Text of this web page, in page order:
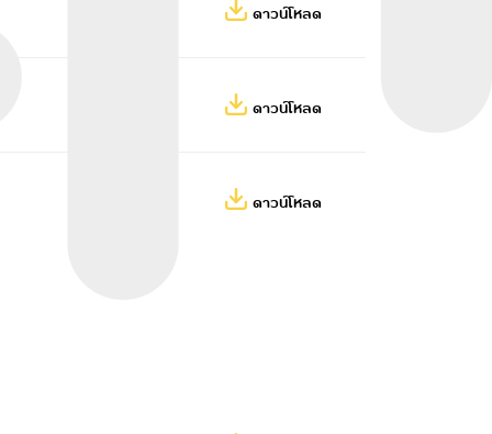
ดาวน์โหลด
ดาวน์โหลด
ดาวน์โหลด